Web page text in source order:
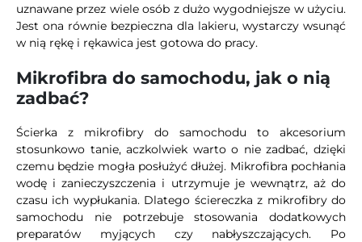
uznawane przez wiele osób z dużo wygodniejsze w użyciu.
Jest ona równie bezpieczna dla lakieru, wystarczy wsunąć
w nią rękę i rękawica jest gotowa do pracy.
Mikrofibra do samochodu, jak o nią
zadbać?
Ścierka z mikrofibry do samochodu to akcesorium
stosunkowo tanie, aczkolwiek warto o nie zadbać, dzięki
czemu będzie mogła posłużyć dłużej. Mikrofibra pochłania
wodę i zanieczyszczenia i utrzymuje je wewnątrz, aż do
czasu ich wypłukania. Dlatego ściereczka z mikrofibry do
samochodu nie potrzebuje stosowania dodatkowych
preparatów myjących czy nabłyszczających. Po